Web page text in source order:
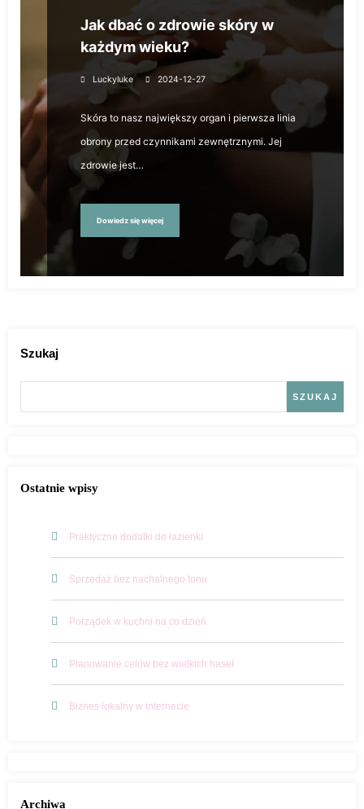
Jak dbać o zdrowie skóry w
każdym wieku?
Luckyluke 2024-12-27
Skóra to nasz największy organ i pierwsza linia
obrony przed czynnikami zewnętrznymi. Jej
zdrowie jest…
Dowiedz się więcej
Szukaj
SZUKAJ
Ostatnie wpisy
Praktyczne dodatki do łazienki
Sprzedaż bez nachalnego tonu
Porządek w kuchni na co dzień
Planowanie celów bez wielkich haseł
Biznes lokalny w internecie
Archiwa